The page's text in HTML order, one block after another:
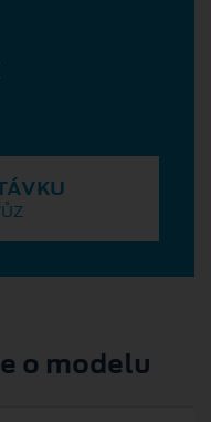
o modelu